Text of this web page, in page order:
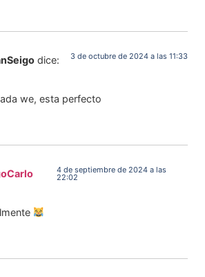
dice: 3 de octubre de 2024 a las 11:33
we, esta perfecto
4 de septiembre de 2024 a las
22:02